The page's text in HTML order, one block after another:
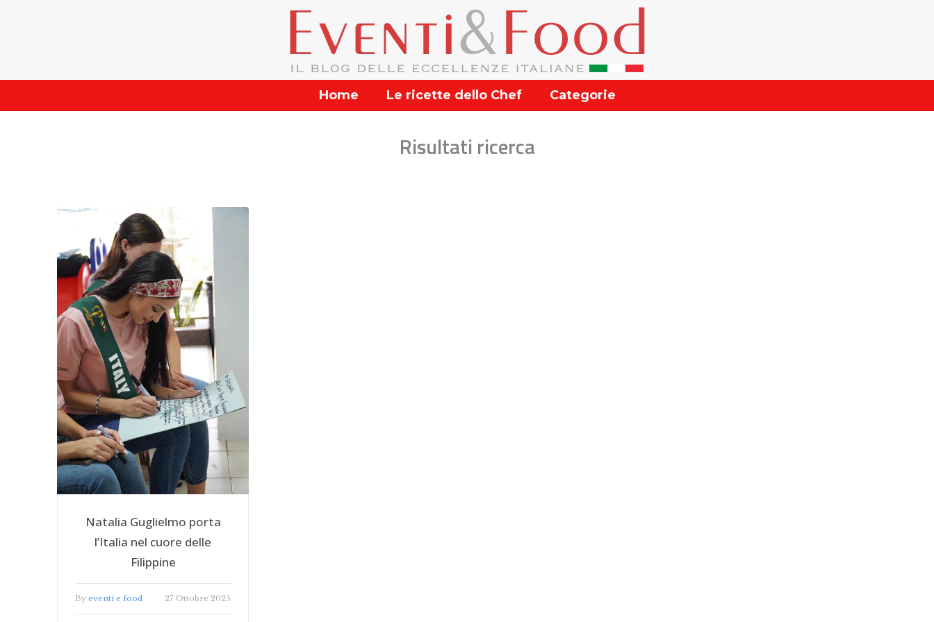
Home Le ricette dello Chef Categorie
Risultati ricerca
Natalia Guglielmo porta
l’Italia nel cuore delle
Filippine
By eventi e food 27 Ottobre 2025